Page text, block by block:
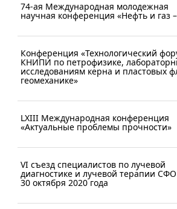
74-ая Международная молодежная
научная конференция «Нефть и газ
Конференция «Технологический
КНИПИ по петрофизике,
исследованиям керна и пластовых
геомеханике»
LXIII Международная конференция
«Актуальные проблемы прочности»
VI съезд специалистов по лучевой
диагностике и лучевой терапии
30 октября 2020 года